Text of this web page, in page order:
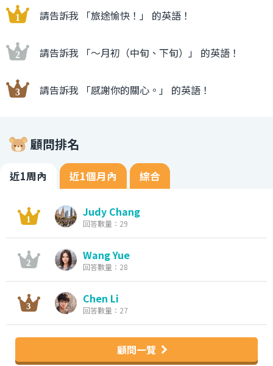
請告訴我 「旅途愉快！」 的英語！
請告訴我 「〜月初（中旬、下旬）」 的英語！
請告訴我 「感謝你的關心。」 的英語！
顧問排名
近1周內 近1個月內 綜合
Judy Chang
回答數量：29
Wang Yue
回答數量：28
Chen Li
回答數量：27
顧問一覽